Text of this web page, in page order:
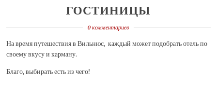
ГОСТИНИЦЫ
0 комментариев
На время путешествия в Вильнюс, каждый может подобрать отель по
своему вкусу и карману.
Благо, выбирать есть из чего!